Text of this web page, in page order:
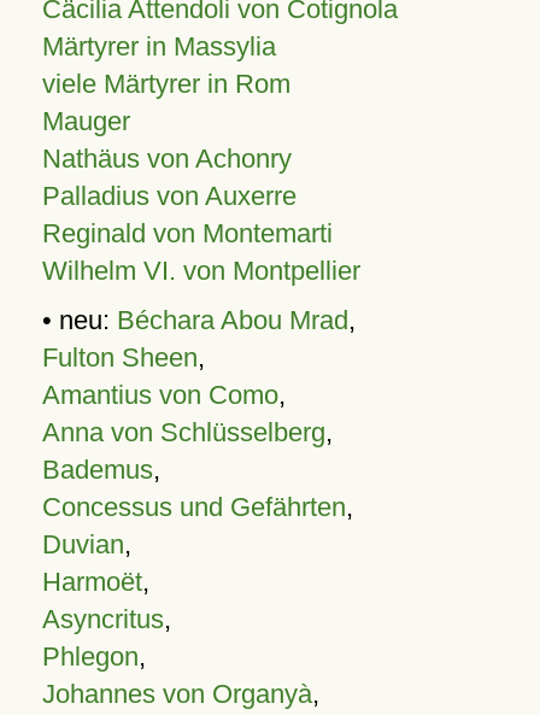
Cäcilia Attendoli von Cotignola
Märtyrer in Massylia
viele Märtyrer in Rom
Mauger
Nathäus von Achonry
Palladius von Auxerre
Reginald von Montemarti
Wilhelm VI. von Montpellier
• neu: Béchara Abou Mrad,
Fulton Sheen,
Amantius von Como,
Anna von Schlüsselberg,
Bademus,
Concessus und Gefährten,
Duvian,
Harmoët,
Asyncritus,
Phlegon,
Johannes von Organyà,